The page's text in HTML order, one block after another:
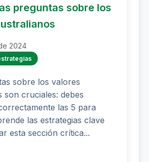
preguntas sobre los
2024
sobre los valores
son cruciales: debes
las 5 para
las estrategias clave
esta sección crítica...